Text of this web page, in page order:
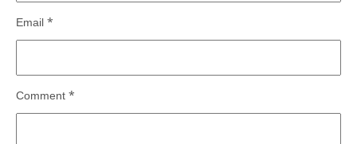
Comment *
Email *